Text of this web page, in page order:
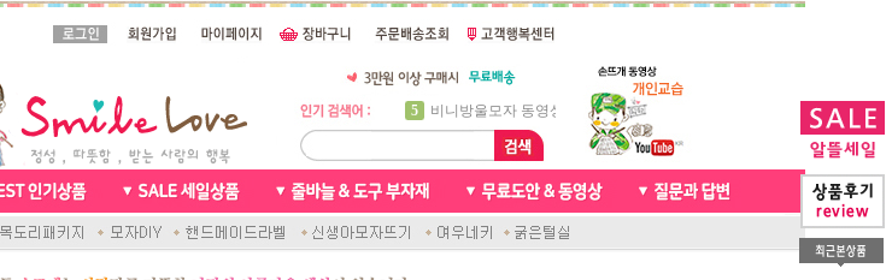
5
비니방울모자 동영상
6
꽈배기목도리
7
천연가죽 핸드메이드라벨
8
신생아모자뜨기
10
손뜨개인형
1
자라무늬 목도리뜨기